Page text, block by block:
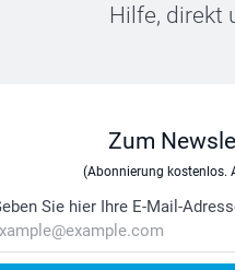
Hilfe, direkt
Zum
(Abonnierung kostenlos.
Sie hier Ihre E-Mail-